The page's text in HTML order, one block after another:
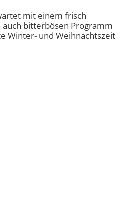
mit einem frisch
bitterbösen Programm
Winter- und Weihnachtszeit